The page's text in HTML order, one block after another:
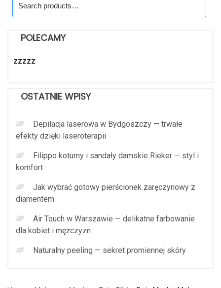
for:
POLECAMY
zzzzz
OSTATNIE WPISY
Depilacja laserowa w Bydgoszczy — trwałe
efekty dzięki laseroterapii
Filippo koturny i sandały damskie Rieker — styl i
komfort
Jak wybrać gotowy pierścionek zaręczynowy z
diamentem
Air Touch w Warszawie — delikatne farbowanie
dla kobiet i mężczyzn
Naturalny peeling — sekret promiennej skóry